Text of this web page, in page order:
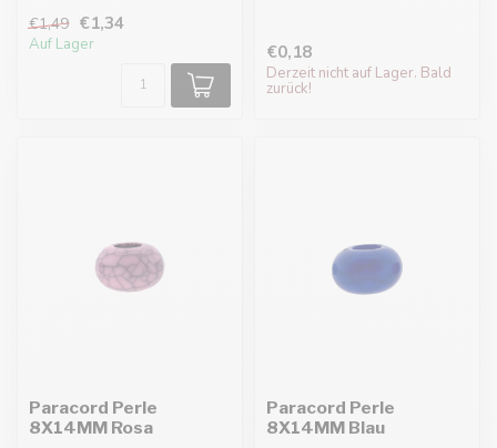
€1,49 €1,34
Auf Lager €0,18
Derzeit nicht auf Lager. Bald
zurück!
Paracord Perle
8X14MM Rosa
Paracord Perle
8X14MM Blau